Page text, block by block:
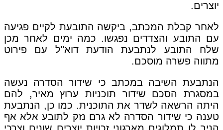
יוצרים.
לאחר קבלת המכתב, ביקשה התובעת לקיים פגיעה
עם התובע והצדדים נפגשו. כמה ימים לאחר מכן
שלח התובע לנתבעת הודעת דוא"ל עם פירוט
מתווה פשרה מוסכם.
הנתבעת השיבה במכתב כי שידור הסדרה נעשה
במסגרת הסכם שידור תוכניות ערוץ מאיר, להם
היתה הרשאה לשדר את התוכנית. כמו כן, הנתבעת
טענה כי שידור הסדרה לא גרם נזק לתובע אלא אף